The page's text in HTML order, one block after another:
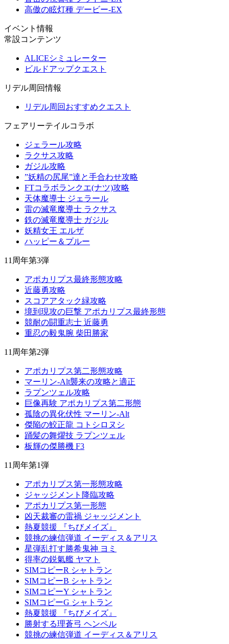
高傲の眩灯種 デービー-EX
イベント情報
常設コンテンツ
ALICEシミュレーター
ビルドアップクエスト
リデル周回情報
リデル周回おすすめクエスト
フェアリーテイルコラボ
ジェラール攻略
ラクサス攻略
ガジル攻略
”妖精の尻尾”達と手合わせ攻略
FTコラボランクエ(ナツ)攻略
天体魔導士 ジェラール
雷の滅竜魔導士 ラクサス
鉄の滅竜魔導士 ガジル
妖精女王 エルザ
ハッピー＆プルー
11周年第3弾
アポカリプス最終形態攻略
近藤勇攻略
スコアアタック緑攻略
境到現攻の巨撃 アポカリプス最終形態
競耐の闘重志士 近藤勇
重忍の毅鬼腕 柴田勝家
11周年第2弾
アポカリプス第二形態攻略
マーリン-Alt襲来の攻略と適正
ラプンツェル攻略
巨像再験 アポカリプス第二形態
孤陰の異化伏性 マーリン-Alt
傑陥の鮫正龍 コトシロヌシ
踊髪の舞燿技 ラプンツェル
板輝の傑勝機 F3
11周年第1弾
アポカリプス第一形態攻略
ジャッジメント降臨攻略
アポカリプス第一形態
凶天裁審の雷禍 ジャッジメント
熱夏競援 『ちびメイズ』
競挑の練信弾道 イーディス＆アリス
星弾乱打す勝希鬼神 ヨミ
得率の鋭氣艦 ヤマト
SIMコピーR シャトラン
SIMコピーB シャトラン
SIMコピーY シャトラン
SIMコピーG シャトラン
熱夏競援 『ちびメイズ』
勝射する理蒼弓 ヘンペル
競挑の練信弾道 イーディス＆アリス